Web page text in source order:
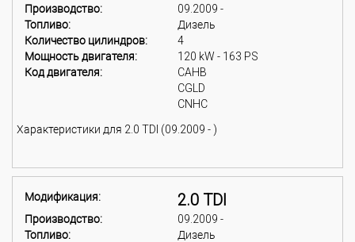
Производство:
09.2009 -
Топливо:
Дизель
Количество цилиндров:
4
Мощность двигателя:
120 kW - 163 PS
Код двигателя:
CAHB
CGLD
CNHC
Характеристики для 2.0 TDI (09.2009 - )
Модификация: 2.0 TDI
Производство:
09.2009 -
Топливо:
Дизель